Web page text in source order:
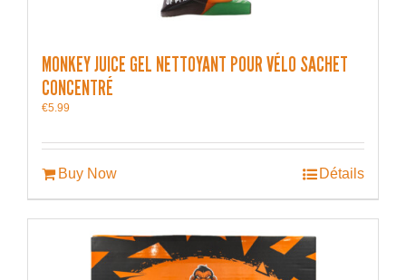
MONKEY JUICE GEL NETTOYANT POUR VÉLO SACHET
CONCENTRÉ
€5.99
Buy Now Détails